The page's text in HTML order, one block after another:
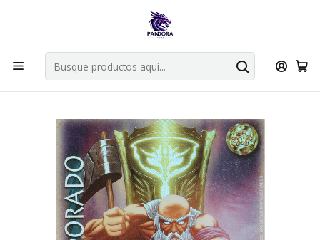
Por compras en cartas singles superiores a 49.990 el envio es
Explorar singles
Inicio Juegos de cartas TCG Mitos y Leyendas TCG
Singles Primer Bloque MYL Oro